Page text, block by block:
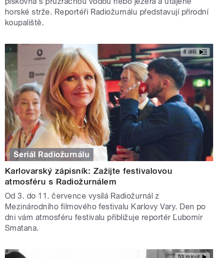
horské strže. Reportéři Radiožurnálu představují přírodní
koupaliště.
8 dílů
Seriál Radiožurnálu
Karlovarský zápisník: Zažijte festivalovou
atmosféru s Radiožurnálem
Od 3. do 11. července vysílá Radiožurnál z
Mezinárodního filmového festivalu Karlovy Vary. Den po
dni vám atmosféru festivalu přibližuje reportér Ľubomír
Smatana.
53 minut